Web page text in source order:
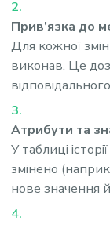
Прив’язка до
Для кожної
виконав. Це
Атрибути та
У таблиці
змінено
нове значення